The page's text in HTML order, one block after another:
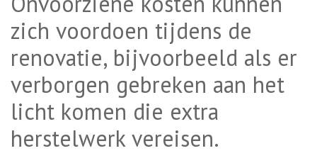
zich voordoen tijdens de
renovatie, bijvoorbeeld als er
verborgen gebreken aan het
licht komen die extra
herstelwerk vereisen.